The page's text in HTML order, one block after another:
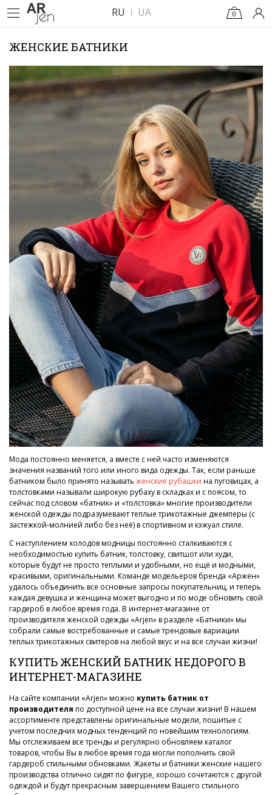
RU UA 0
ЖЕНСКИЕ БАТНИКИ
Мода постоянно меняется, а вместе с ней часто изменяются
значения названий того или иного вида одежды. Так, если раньше
батником было принято называть женские рубашки на пуговицах, а
толстовками называли широкую рубаху в складках и с поясом, то
сейчас под словом «батник» и «толстовка» многие производители
женской одежды подразумевают теплые трикотажные джемперы (с
застежкой-молнией либо без неё) в спортивном и кэжуал стиле.
С наступлением холодов модницы постоянно сталкиваются с
необходимостью купить батник, толстовку, свитшот или худи,
которые будут не просто теплыми и удобными, но ещё и модными,
красивыми, оригинальными. Команде модельеров бренда «Аржен»
удалось объединить все основные запросы покупательниц, и теперь
каждая девушка и женщина может выгодно и по моде обновить свой
гардероб в любое время года. В интернет-магазине от
производителя женской одежды «Arjen» в разделе «Батники» мы
собрали самые востребованные и самые трендовые вариации
теплых трикотажных свитеров на любой вкус и на все случаи жизни!
КУПИТЬ ЖЕНСКИЙ БАТНИК НЕДОРОГО В
ИНТЕРНЕТ-МАГАЗИНЕ
На сайте компании «Arjen» можно купить батник от
производителя по доступной цене на все случаи жизни! В нашем
ассортименте представлены оригинальные модели, пошитые с
учетом последних модных тенденций по новейшим технологиям.
Мы отслеживаем все тренды и регулярно обновляем каталог
товаров, чтобы Вы в любое время года могли пополнить свой
гардероб стильными обновками. Жакеты и батники женские нашего
производства отлично сидят по фигуре, хорошо сочетаются с другой
одеждой и будут прекрасным завершением Вашего стильного